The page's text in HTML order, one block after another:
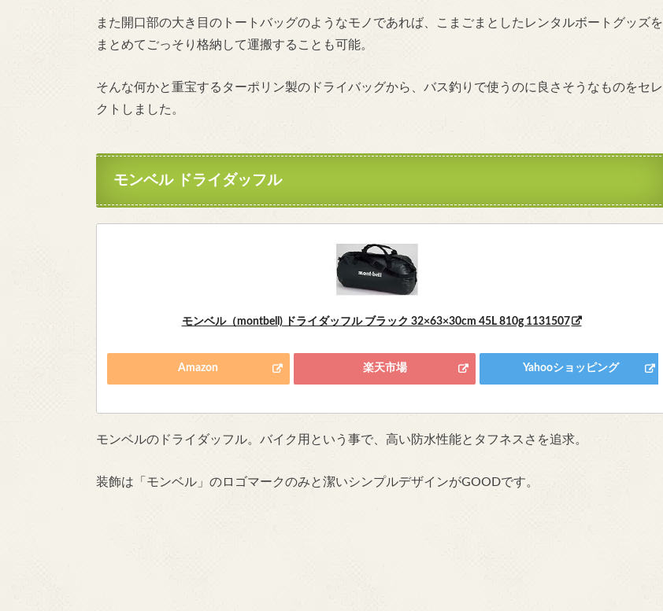
また開口部の大き目のトートバッグのようなモノであれば、こまごまとしたレンタルボートグッズを
まとめてごっそり格納して運搬することも可能。
そんな何かと重宝するターポリン製のドライバッグから、バス釣りで使うのに良さそうなものをセレ
クトしました。
モンベル ドライダッフル
モンベル（montbell) ドライダッフル ブラック 32×63×30cm 45L 810g 1131507
Amazon 楽天市場 Yahooショッピング
モンベルのドライダッフル。バイク用という事で、高い防水性能とタフネスさを追求。
装飾は「モンベル」のロゴマークのみと潔いシンプルデザインがGOODです。